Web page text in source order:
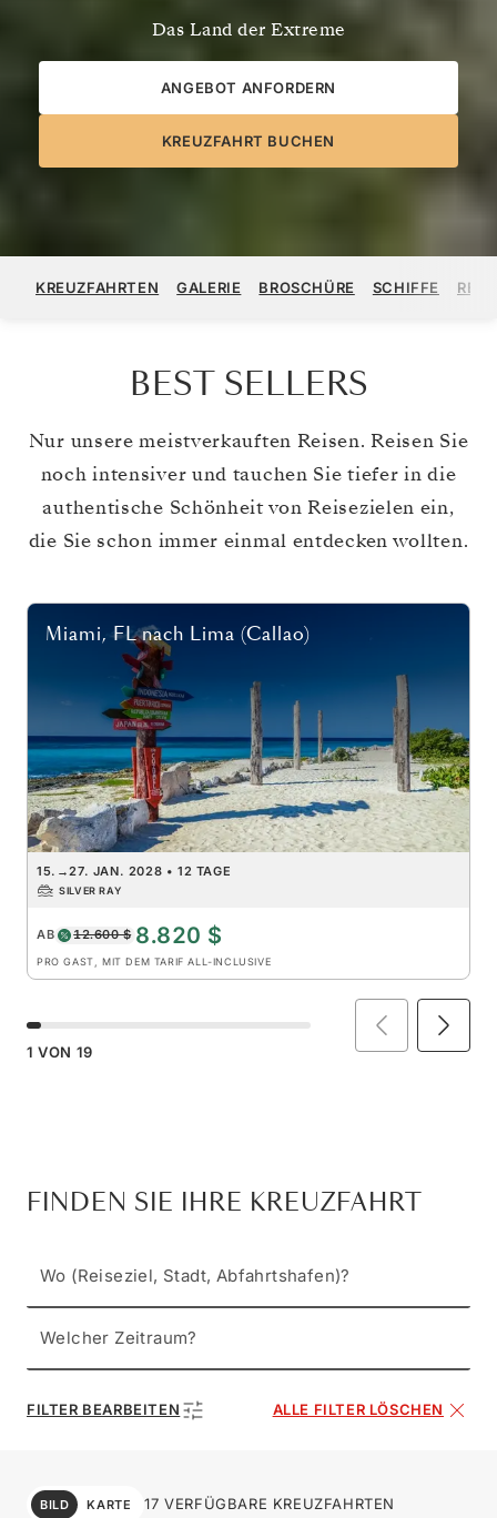
Das Land der Extreme
ANGEBOT ANFORDERN
KREUZFAHRT BUCHEN
KREUZFAHRTEN GALERIE BROSCHÜRE SCHIFFE
BEST SELLERS
Nur unsere meistverkauften Reisen. Reisen Sie
noch intensiver und tauchen Sie tiefer in die
authentische Schönheit von Reisezielen ein,
die Sie schon immer einmal entdecken wollten.
Miami, FL nach Lima (Callao)
15. →27. JAN. 2028 •12 TAGE
SILVER RAY
AB 12.600 $ 8.820 $
PRO GAST, MIT DEM TARIF ALL-INCLUSIVE
1 VON 19
FINDEN SIE IHRE KREUZFAHRT
Wo (Reiseziel, Stadt, Abfahrtshafen)?
Welcher Zeitraum?
FILTER BEARBEITEN ALLE FILTER LÖSCHEN
BILD KARTE 17 VERFÜGBARE KREUZFAHRTEN